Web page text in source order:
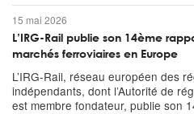
15 mai 2026
L’IRG-Rail publie son 14ème
marchés ferroviaires en Europe
L’IRG-Rail, réseau européen des
indépendants, dont l’Autorité de
est membre fondateur, publie son